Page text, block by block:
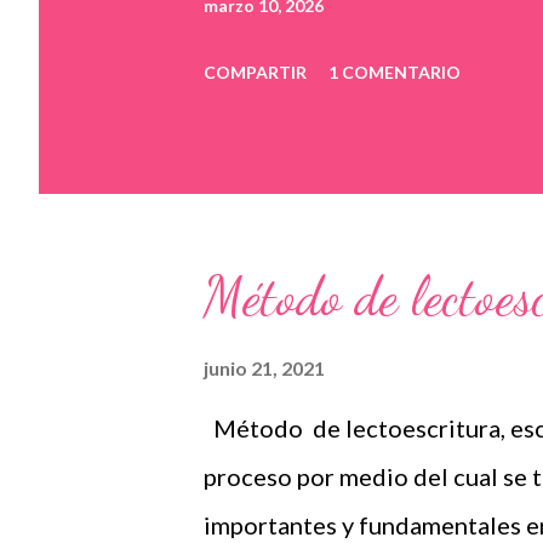
marzo 10, 2026
COMPARTIR 1 COMENTARIO
Método de
junio 21, 2021
Método de lectoescritura,
proceso por medio del cual se
importantes y fundamentales